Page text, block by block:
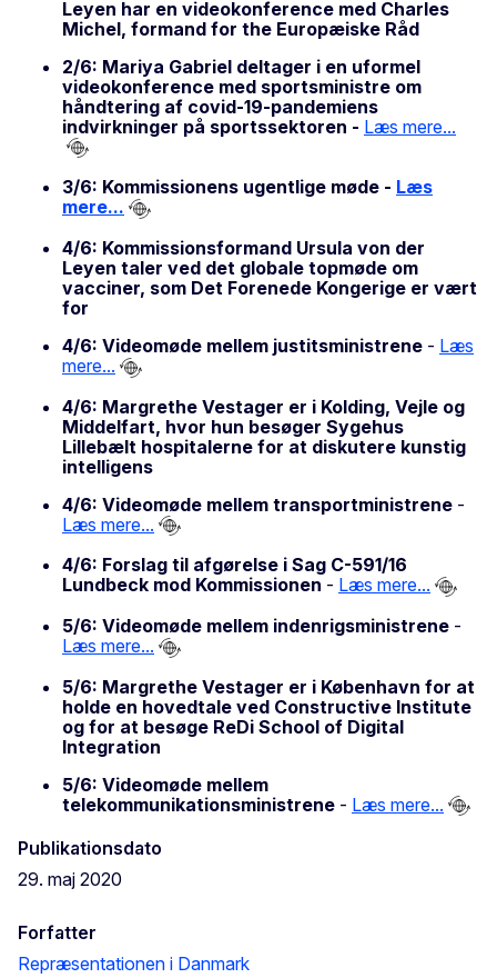
Leyen har en videokonference med Charles
Michel, formand for the Europæiske Råd
2/6: Mariya Gabriel deltager i en uformel
videokonference med sportsministre om
håndtering af covid-19-pandemiens
indvirkninger på sportssektoren - Læs mere...
3/6: Kommissionens ugentlige møde - Læs
mere...
4/6: Kommissionsformand Ursula von der
Leyen taler ved det globale topmøde om
vacciner, som Det Forenede Kongerige er vært
for
4/6: Videomøde mellem justitsministrene - Læs
mere...
4/6: Margrethe Vestager er i Kolding, Vejle og
Middelfart, hvor hun besøger Sygehus
Lillebælt hospitalerne for at diskutere kunstig
intelligens
4/6: Videomøde mellem transportministrene -
Læs mere...
4/6: Forslag til afgørelse i Sag C-591/16
Lundbeck mod Kommissionen - Læs mere...
5/6: Videomøde mellem indenrigsministrene -
Læs mere...
5/6: Margrethe Vestager er i København for at
holde en hovedtale ved Constructive Institute
og for at besøge ReDi School of Digital
Integration
5/6: Videomøde mellem
telekommunikationsministrene - Læs mere...
Publikationsdato
29. maj 2020
Forfatter
Repræsentationen i Danmark